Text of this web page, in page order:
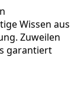
Wissen aus
Zuweilen
garantiert